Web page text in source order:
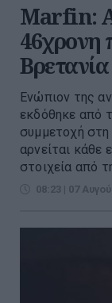
Marfin:
46χρονη
Βρετανία
Ενώπιον της
εκδόθηκε από
συμμετοχή στη
αρνείται κάθε
στοιχεία από
08:23 | 07